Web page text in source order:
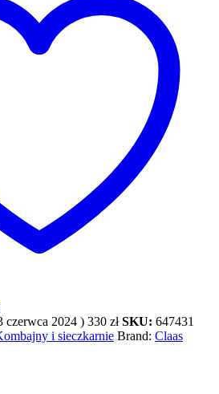
czerwca 2024 ) 330 zł SKU: 647431
i sieczkarnie Brand: Claas